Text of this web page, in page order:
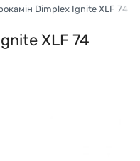
Dimplex Ignite XLF 74
XLF 74